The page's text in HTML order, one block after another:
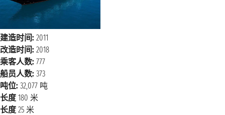
2027年9月19日星期日
上午8:00 - 下午10:00
2027年9月20日星期一
2027年9月21日星期二
上午7:00
建造时间: 2011
改造时间: 2018
乘客人数: 777
船员人数: 373
吨位: 32,077 吨
长度 180 米
长度 25 米